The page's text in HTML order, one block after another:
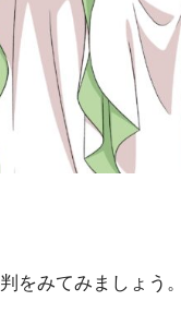
をみてみましょう。